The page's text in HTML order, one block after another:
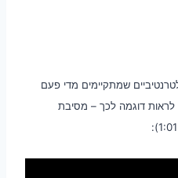
שמתקיימים מדי פעם
לראות דוגמה לכך – מסיבת